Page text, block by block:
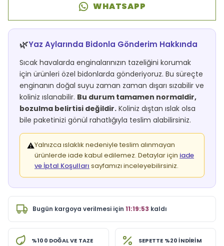
WHATSAPP
🌿Yaz Aylarında Bidonla Gönderim Hakkında
Sıcak havalarda enginalarınızın tazeliğini korumak
için ürünleri özel bidonlarda gönderiyoruz. Bu süreçte
enginanın doğal suyu zaman zaman dışarı sızabilir ve
koliniz ıslanabilir. Bu durum tamamen normaldir,
bozulma belirtisi değildir. Koliniz dıştan ıslak olsa
bile paketinizi gönül rahatlığıyla teslim alabilirsiniz.
⚠️Yalnızca ıslaklık nedeniyle teslim alınmayan
ürünlerde iade kabul edilemez. Detaylar için iade
ve İptal Koşulları sayfamızı inceleyebilirsiniz.
Bugün kargoya verilmesi için 11:19:52 kaldı
%100 DOĞAL VE TAZE SEPETTE %20 İNDİRİM